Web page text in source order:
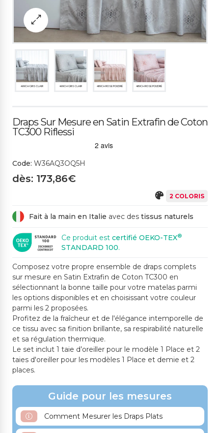
499CH GRIS CLAIR 499CH GRIS CLAIR 489CH ROSE POUDRÉ 489CH ROSE POUDRÉ
Draps Sur Mesure en Satin Extrafin de Coton
TC300 Riflessi
Code: W36AQ3OQ5H
dès: 173,86€
2 COLORIS
Fait à la main en Italie avec des tissus naturels
Ce produit est certifié OEKO-TEX®
STANDARD 100.
Composez votre propre ensemble de draps complets
sur mesure en Satin Extrafin de Coton TC300 en
sélectionnant la bonne taille pour votre matelas parmi
les options disponibles et en choisissant votre couleur
parmi les 2 proposées.
Profitez de la fraîcheur et de l'élégance intemporelle de
ce tissu avec sa finition brillante, sa respirabilité naturelle
et sa régulation thermique.
Le set inclut 1 taie d’oreiller pour le modèle 1 Place et 2
taies d'oreiller pour les modèles 1 Place et demie et 2
places.
Guide pour les mesures
Comment Mesurer les Draps Plats